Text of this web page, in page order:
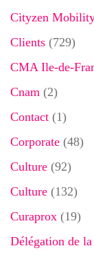
Cityzen
Clients (729)
CMA Ile-de-
Cnam (2)
Contact (1)
Corporate (48)
Culture (92)
Culture (132)
Curaprox (19)
Délégation de